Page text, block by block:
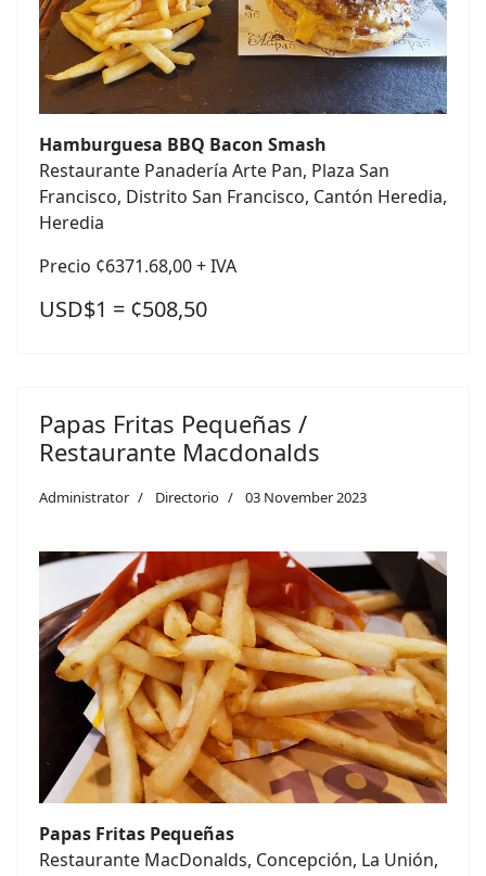
Hamburguesa BBQ Bacon Smash
Restaurante Panadería Arte Pan, Plaza San
Francisco, Distrito San Francisco, Cantón Heredia,
Heredia
Precio ¢6371.68,00 + IVA
USD$1 = ¢508,50
Papas Fritas Pequeñas /
Restaurante Macdonalds
Administrator Directorio 03 November 2023
Papas Fritas Pequeñas
Restaurante MacDonalds, Concepción, La Unión,